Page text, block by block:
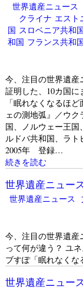
世界遺産ニュース
クライナ エスト
国 スロベニア共和
和国 フランス共和
今、注目の世界遺
証明した、10カ国
「眠れなくなるほ
ェの測地弧』／ウ
国、ノルウェー王
ルドバ共和国、ラ
2005年 登録…
続きを読む
世界遺産ニュー
世界遺産ニュース
今、注目の世界遺
って何が違う？ ユ
ブすぽ「眠れなくな
世界遺産ニュー